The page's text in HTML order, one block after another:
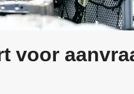
voor